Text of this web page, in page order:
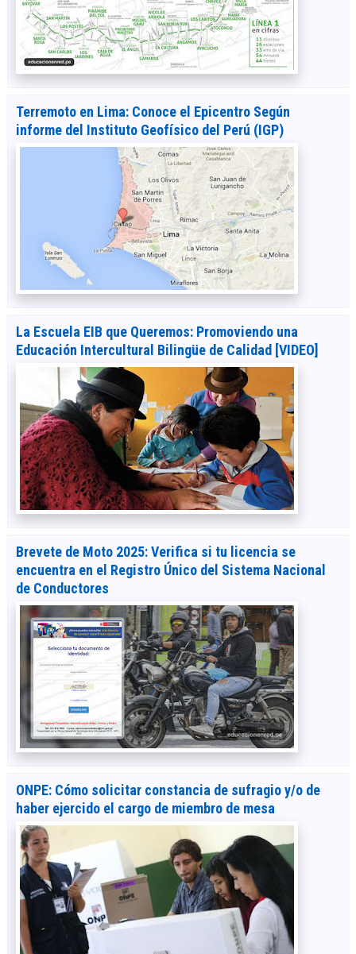
Terremoto en Lima: Conoce el Epicentro Según
informe del Instituto Geofísico del Perú (IGP)
La Escuela EIB que Queremos: Promoviendo una
Educación Intercultural Bilingüe de Calidad [VIDEO]
Brevete de Moto 2025: Verifica si tu licencia se
encuentra en el Registro Único del Sistema Nacional
de Conductores
ONPE: Cómo solicitar constancia de sufragio y/o de
haber ejercido el cargo de miembro de mesa